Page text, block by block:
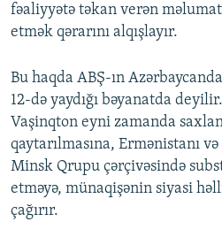
fəaliyyətə təkan verən
etmək qərarını alqışlayır.
Bu haqda ABŞ-ın
12-də yaydığı bəyanatda deyilir.
Vaşinqton eyni zamanda
qaytarılmasına, Ermənistanı
Minsk Qrupu çərçivəsində
etməyə, münaqişənin siyasi
çağırır.